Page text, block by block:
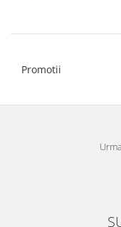
Promotii